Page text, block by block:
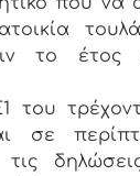
το έτος
του
σε
τις